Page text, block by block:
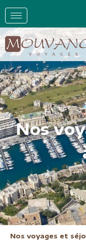
Nos
Nos voyages et